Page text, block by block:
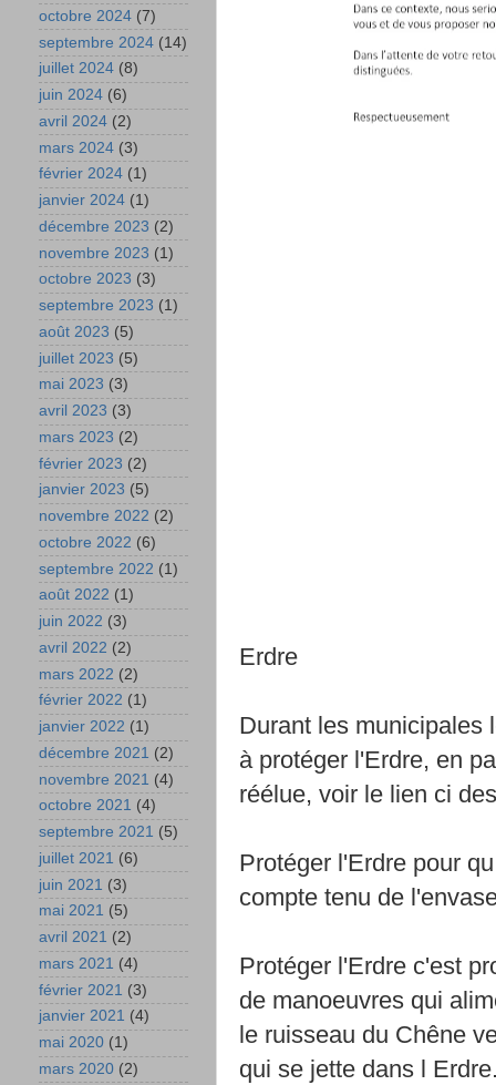
Erdre
Durant les municipales
à protéger l'Erdre, en
réélue, voir le lien ci
Protéger l'Erdre pour
compte tenu de
Protéger l'Erdre c'est
de manoeuvres qui
le ruisseau du Chêne
qui se jette dans l
octobre 2024 (7)
septembre 2024 (14)
juillet 2024 (8)
juin 2024 (6)
avril 2024 (2)
mars 2024 (3)
février 2024 (1)
janvier 2024 (1)
décembre 2023 (2)
novembre 2023 (1)
octobre 2023 (3)
septembre 2023 (1)
août 2023 (5)
juillet 2023 (5)
mai 2023 (3)
avril 2023 (3)
mars 2023 (2)
février 2023 (2)
janvier 2023 (5)
novembre 2022 (2)
octobre 2022 (6)
septembre 2022 (1)
août 2022 (1)
juin 2022 (3)
avril 2022 (2)
mars 2022 (2)
février 2022 (1)
janvier 2022 (1)
décembre 2021 (2)
novembre 2021 (4)
octobre 2021 (4)
septembre 2021 (5)
juillet 2021 (6)
juin 2021 (3)
mai 2021 (5)
avril 2021 (2)
mars 2021 (4)
février 2021 (3)
janvier 2021 (4)
mai 2020 (1)
mars 2020 (2)